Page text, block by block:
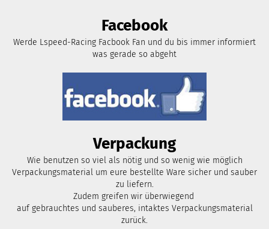
Facebook
Werde Lspeed-Racing Facbook Fan und du bis immer informiert
was gerade so abgeht
Verpackung
Wie benutzen so viel als nötig und so wenig wie möglich
Verpackungsmaterial um eure bestellte Ware sicher und sauber
zu liefern.
Zudem greifen wir überwiegend
auf gebrauchtes und sauberes, intaktes Verpackungsmaterial
zurück.